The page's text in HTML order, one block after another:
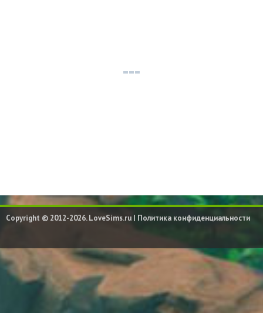
Copyright © 2012-2026. LoveSims.ru | Политика конфиденциальности